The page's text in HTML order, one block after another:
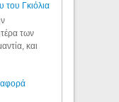
του Γκιόλια
των
και
αφορά